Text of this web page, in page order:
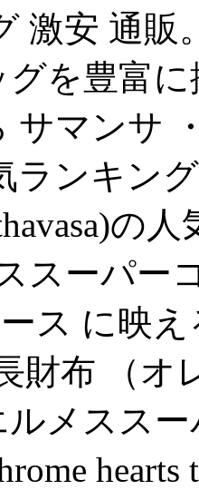
激安 通
グを豊富
マンサ
ランキン
の
スーパー
ス に映
財布 （オ
ルメスス